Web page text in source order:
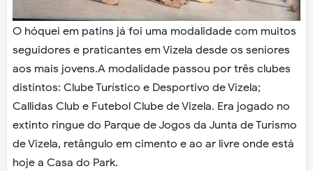
O hóquei em patins já foi uma modalidade com muitos
seguidores e praticantes em Vizela desde os seniores
aos mais jovens.A modalidade passou por três clubes
distintos: Clube Turístico e Desportivo de Vizela;
Callidas Club e Futebol Clube de Vizela. Era jogado no
extinto ringue do Parque de Jogos da Junta de Turismo
de Vizela, retângulo em cimento e ao ar livre onde está
hoje a Casa do Park.